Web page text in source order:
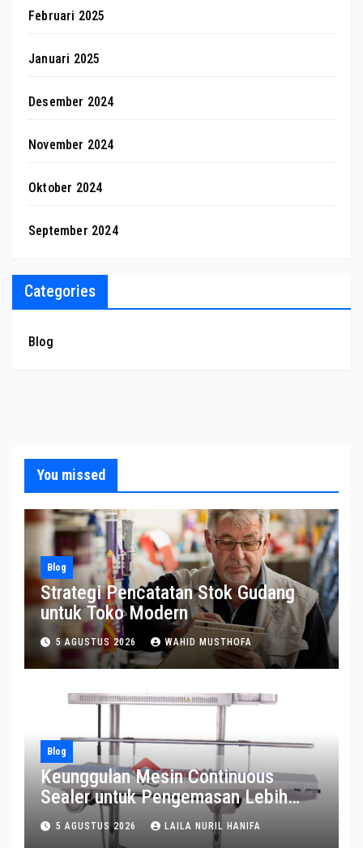
Februari 2025
Januari 2025
Desember 2024
November 2024
Oktober 2024
September 2024
Categories
Blog
You missed
Blog
Strategi Pencatatan Stok Gudang
untuk Toko Modern
5 AGUSTUS 2026 WAHID MUSTHOFA
Blog
Keunggulan Mesin Continuous
Sealer untuk Pengemasan Lebih
Efisien
5 AGUSTUS 2026 LAILA NURIL HANIFA